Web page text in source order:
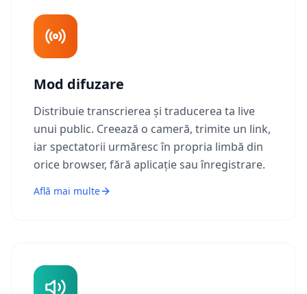
Mod difuzare
Distribuie transcrierea și traducerea ta live
unui public. Creează o cameră, trimite un link,
iar spectatorii urmăresc în propria limbă din
orice browser, fără aplicație sau înregistrare.
Află mai multe